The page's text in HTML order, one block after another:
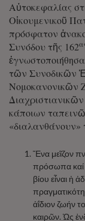
Αὐτοκεφαλίας
Οἰκουμενικοῦ
πρόσφατον
Συνόδου τῆς 162
τῶν Συνοδικῶν
Νομοκανονικῶν
κάποιων
«διαλανθάνουν»
Ἕνα μεῖζον
πρόσωπα καί
βίου εἶναι ἡ
ἀΐδιον ζωήν
καιρῶν. Ὡς